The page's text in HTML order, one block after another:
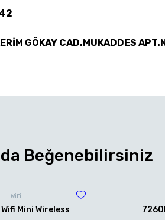
GÖKAY CAD.MUKADDES
da Beğenebilirsiniz
WİFİ
Wifi Mini Wireless